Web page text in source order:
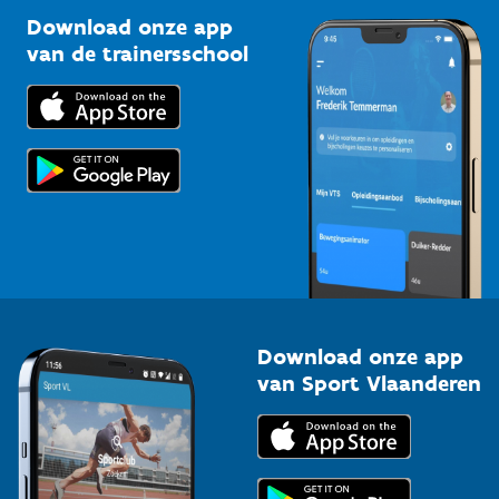
Bedrijven
Trainers en begeleiders
Topsporters
Kennisplatform
Downloads
Voor de pers
Download onze app
van de trainersschool
Download onze app
van Sport Vlaanderen